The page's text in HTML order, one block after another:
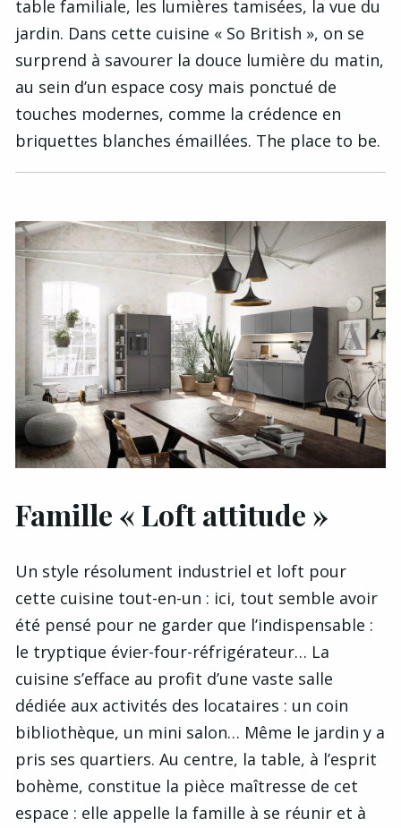
table familiale, les lumières tamisées, la vue du
jardin. Dans cette cuisine « So British », on se
surprend à savourer la douce lumière du matin,
au sein d’un espace cosy mais ponctué de
touches modernes, comme la crédence en
briquettes blanches émaillées. The place to be.
Famille « Loft attitude »
Un style résolument industriel et loft pour
cette cuisine tout-en-un : ici, tout semble avoir
été pensé pour ne garder que l’indispensable :
le tryptique évier-four-réfrigérateur… La
cuisine s’efface au profit d’une vaste salle
dédiée aux activités des locataires : un coin
bibliothèque, un mini salon… Même le jardin y a
pris ses quartiers. Au centre, la table, à l’esprit
bohème, constitue la pièce maîtresse de cet
espace : elle appelle la famille à se réunir et à